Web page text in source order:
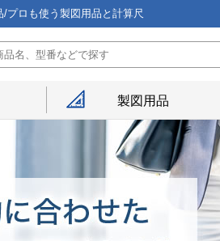
プロも使う製図用品と計算尺
製図用品